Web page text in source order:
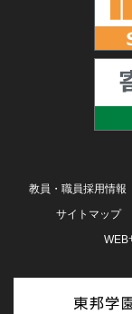
教員・職員採用情報
サイトマップ
WEB